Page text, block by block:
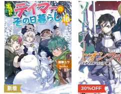
新着 30%OFF